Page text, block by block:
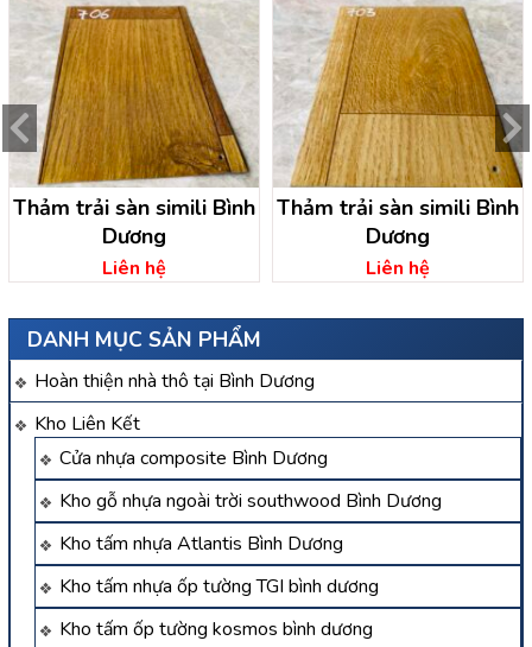
DANH MỤC SẢN PHẨM
Hoàn thiện nhà thô tại Bình Dương
Kho Liên Kết
Cửa nhựa composite Bình Dương
Kho gỗ nhựa ngoài trời southwood Bình Dương
Kho tấm nhựa Atlantis Bình Dương
Kho tấm nhựa ốp tường TGI bình dương
Kho tấm ốp tường kosmos bình dương
Thảm trải sàn simili Bình
Dương
Liên hệ
Thảm trải sàn simili Bình
Dương
Liên hệ